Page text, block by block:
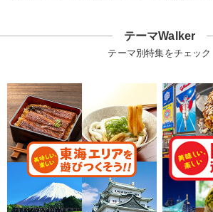
テーマWalker
テーマ別特集をチェック